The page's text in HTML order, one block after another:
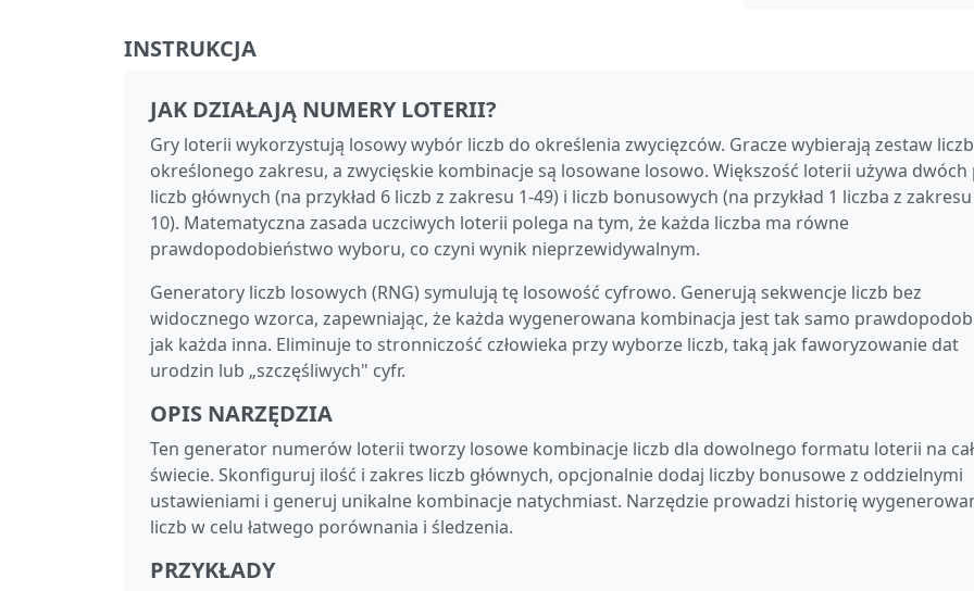
INSTRUKCJA
JAK DZIAŁAJĄ NUMERY LOTERII?
Gry loterii wykorzystują losowy wybór liczb do określenia zwycięzców. Gracze wybierają zestaw
określonego zakresu, a zwycięskie kombinacje są losowane losowo. Większość loterii używa dwóch
liczb głównych (na przykład 6 liczb z zakresu 1-49) i liczb bonusowych (na przykład 1 liczba z
10). Matematyczna zasada uczciwych loterii polega na tym, że każda liczba ma równe
prawdopodobieństwo wyboru, co czyni wynik nieprzewidywalnym.
Generatory liczb losowych (RNG) symulują tę losowość cyfrowo. Generują sekwencje liczb bez
widocznego wzorca, zapewniając, że każda wygenerowana kombinacja jest tak samo
jak każda inna. Eliminuje to stronniczość człowieka przy wyborze liczb, taką jak faworyzowanie dat
urodzin lub „szczęśliwych" cyfr.
OPIS NARZĘDZIA
Ten generator numerów loterii tworzy losowe kombinacje liczb dla dowolnego formatu loterii na
świecie. Skonfiguruj ilość i zakres liczb głównych, opcjonalnie dodaj liczby bonusowe z oddzielnymi
ustawieniami i generuj unikalne kombinacje natychmiast. Narzędzie prowadzi historię
liczb w celu łatwego porównania i śledzenia.
PRZYKŁADY